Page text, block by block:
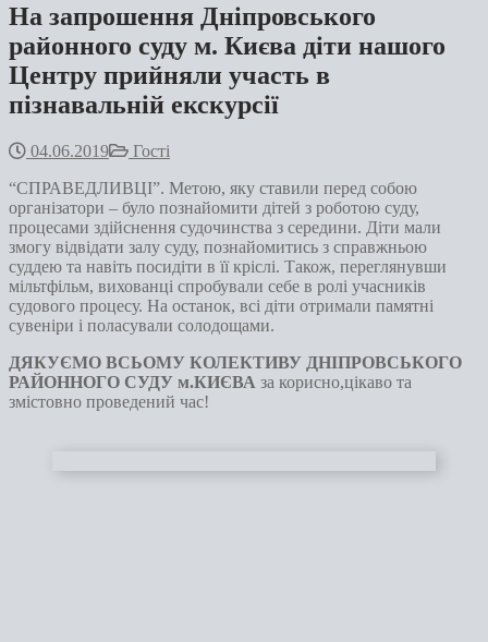
На запрошення Дніпровського
районного суду м. Києва діти нашого
Центру прийняли участь в
пізнавальній екскурсії
04.06.2019
Гості
“СПРАВЕДЛИВЦІ”. Метою, яку ставили перед собою
організатори – було познайомити дітей з роботою суду,
процесами здійснення судочинства з середини. Діти мали
змогу відвідати залу суду, познайомитись з справжньою
суддею та навіть посидіти в її кріслі. Також, переглянувши
мільтфільм, вихованці спробували себе в ролі учасників
судового процесу. На останок, всі діти отримали памятні
сувеніри і поласували солодощами.
ДЯКУЄМО ВСЬОМУ КОЛЕКТИВУ ДНІПРОВСЬКОГО
РАЙОННОГО СУДУ м.КИЄВА за корисно,цікаво та
змістовно проведений час!